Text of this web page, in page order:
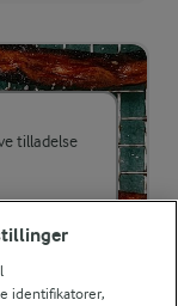
tilladelse
identifikatorer,